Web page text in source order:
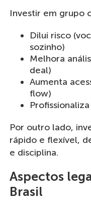
Investir em grupo
Dilui risco
sozinho)
Melhora
deal)
Aumenta
flow)
Por outro lado,
rápido e flexível,
e disciplina.
Aspectos
Brasil